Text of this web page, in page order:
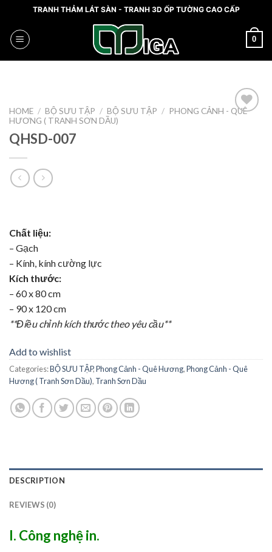
content
TRANH THẢM LÁT SÀN - TRANH 3D ỐP TƯỜNG CAO CẤP
0
HOME / BỘ SƯU TẬP / BỘ SƯU TẬP / PHONG CẢNH - QUÊ
HƯƠNG ( TRANH SƠN DẦU)
QHSD-007
Chất liệu:
– Gạch
– Kính, kính cường lực
Kích thước:
– 60 x 80 cm
– 90 x 120 cm
**Điều chỉnh kích thước theo yêu cầu**
Add to wishlist
Categories:BỘ SƯU TẬP,Phong Cảnh - Quê Hương,Phong Cảnh - Quê
Hương ( Tranh Sơn Dầu), Tranh Sơn Dầu
DESCRIPTION
REVIEWS (0)
I. Công nghệ in.